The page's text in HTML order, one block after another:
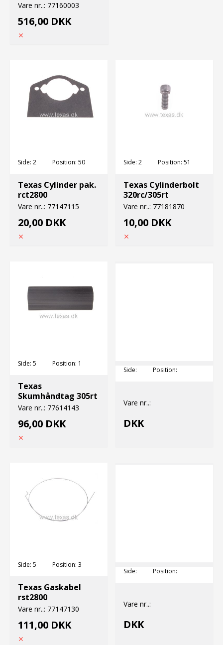
Vare nr..: 77160003
516,00 DKK
Side: 2 Position: 50
Texas Cylinder pak.
rct2800
Vare nr..: 77147115
20,00 DKK
Side: 2 Position: 51
Texas Cylinderbolt
320rc/305rt
Vare nr..: 77181870
10,00 DKK
Side: 5 Position: 1
Texas
Skumhåndtag 305rt
Vare nr..: 77614143
96,00 DKK
Side: Position:
Vare nr..:
DKK
Side: 5 Position: 3
Texas Gaskabel
rst2800
Vare nr..: 77147130
111,00 DKK
Side: Position:
Vare nr..:
DKK